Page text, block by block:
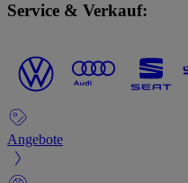
Service & Verkauf:
Angebote